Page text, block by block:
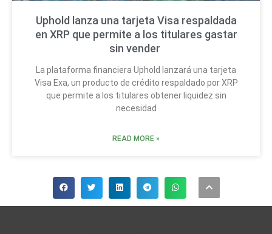
Uphold lanza una tarjeta Visa respaldada
en XRP que permite a los titulares gastar
sin vender
La plataforma financiera Uphold lanzará una tarjeta
Visa Exa, un producto de crédito respaldado por XRP
que permite a los titulares obtener liquidez sin
necesidad
READ MORE »